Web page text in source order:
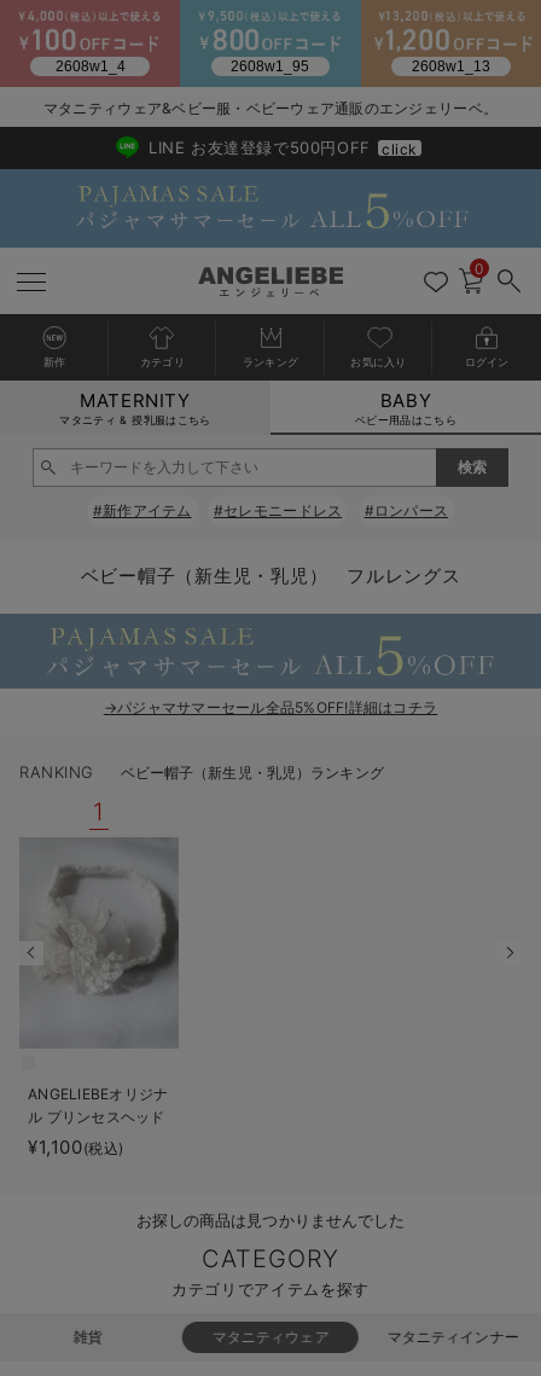
新生児服全て
ベビー服全て
ロンパース・カバーオール
ベビー ブルマ
ベビー スカート
ベビー アウター
スタイ・よだれかけ（新生児・ベビー）
ベビー帽子（新生児・乳児）
新生児スリーパー・ベビーパジャマ
ベビー リュック
ベビー 小物
シーズンアイテム全て
ベビー・新生児 寝具全て
ベビーベッド・布団 （ベビー・新生児）
ベビー 雑貨全て
ベビーチェア（ハイローチェア）・ベビーラック
ベビー 雑貨 小物
ベビー安全グッズ
メモリアルグッズ
哺乳瓶
赤ちゃん 洗剤・洗濯用品・お掃除
赤ちゃん お風呂・ベビースキンケア
おむつ関連グッズ
お出かけグッズ全て
ベビー｜季節の特集全て
猛暑からベビーを守るひんやりグッズ
ベビーの動物なりきり特集
ベビー 夏のお役立ちグッズ特集
袴ロンパース特集
アウトレット全て
【アウトレット】ワンピース
【アウトレット】パジャマ
【アウトレット】インナー
特集全て
抗菌防臭加工
コットン素材
Tシャツブラ
親子セット
快適機能ウェア特集 トップス
快適機能ウェア特集 ボトムス
快適機能ウェア特集 パジャマ
erbaviva（エルバビーバ）
安心の日本製。先輩ママが買ってよかった！本当に必要な出産準備品
買って正解！高評価レビューアイテム
冬に可愛いニットがお得！
親子コーデ｜ママとベビーにおすすめ！
再入荷全て
再入荷｜インナー
戻る
送料無料アイテム全て
ワンピース
スカート
パジャマ
戻る
ブラキャミ おまとめ
戻る
【37周年祭セール】
【37周年祭セール】
戻る
気温差別オススメア
【15℃】3月下旬～
戻る
動きやすく着回しで
戻る
強撚スムース(コスパ
戻る
マタニティウェア
【おまとめ割】パジ
戻る
こだわりの履き心地
カジュアル
オフィス
戻る
ジャケット派
きれいめ美脚パンツ派
ツィード派
戻る
出産準備応援割全て
マタニティパジャマ
戻る
【オフィスカジュア
戻る
レギンスタイプ
戻る
【フォーマル】ワン
戻る
【ベビー】長袖
戻る
ハンカチ
短肌着
セット
戻る
快適ウェア10%OFF
快適ウェア10%OFF
戻る
春のマタニティワン
セットアップ・ レイ
ジャンパースカート/
ワーク・オフィス
戻る
Gift Selection 出産
〜3,000円（税込）
10,001円（税込）〜
女の子におススメの
何枚あっても嬉しい
戻る
冬の冷え対策インナ
薄くてあったか
保温&リカバリー
レギンス・タイツ
戻る
入院準備の持ち物チ
入院してすぐ使うグ
戻る
冬のあったか特集全て
【冬のあったか特集
【冬のあったか特集
マタニティウェア&ベビー服・ベビーウェア通販のエンジェリーベ。
2026/NewArrival
送料495円(一部地域を除く) 7,700円以上で送料無料
LINE お友達登録で500円OFF click
0
新作 カテゴリ ランキング お気に入り ログイン
MATERNITY
マタニティ & 授乳服はこちら
BABY
ベビー用品はこちら
#新作アイテム #セレモニードレス #ロンパース
ベビー帽子（新生児・乳児） フルレングス
→パジャマサマーセール全品5%OFF!詳細はコチラ
RANKING ベビー帽子（新生児・乳児）ランキング
1
ANGELIEBEオリジナ
ル プリンセスヘッド
ドレス
¥1,100(税込)
お探しの商品は見つかりませんでした
CATEGORY
カテゴリでアイテムを探す
雑貨 マタニティウェア マタニティインナー
カートに入れる
閉じる